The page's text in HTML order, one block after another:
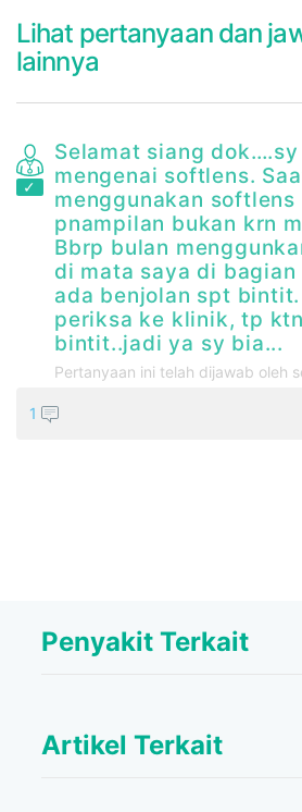
Lihat pertanyaan dan
lainnya
Selamat siang
mengenai softlens.
menggunakan softlens
pnampilan bukan krn
Bbrp bulan
di mata saya di
ada benjolan spt
periksa ke klinik, tp
bintit..jadi ya sy bia...
Pertanyaan ini telah dijawab oleh
1
Penyakit Terkait
Artikel Terkait